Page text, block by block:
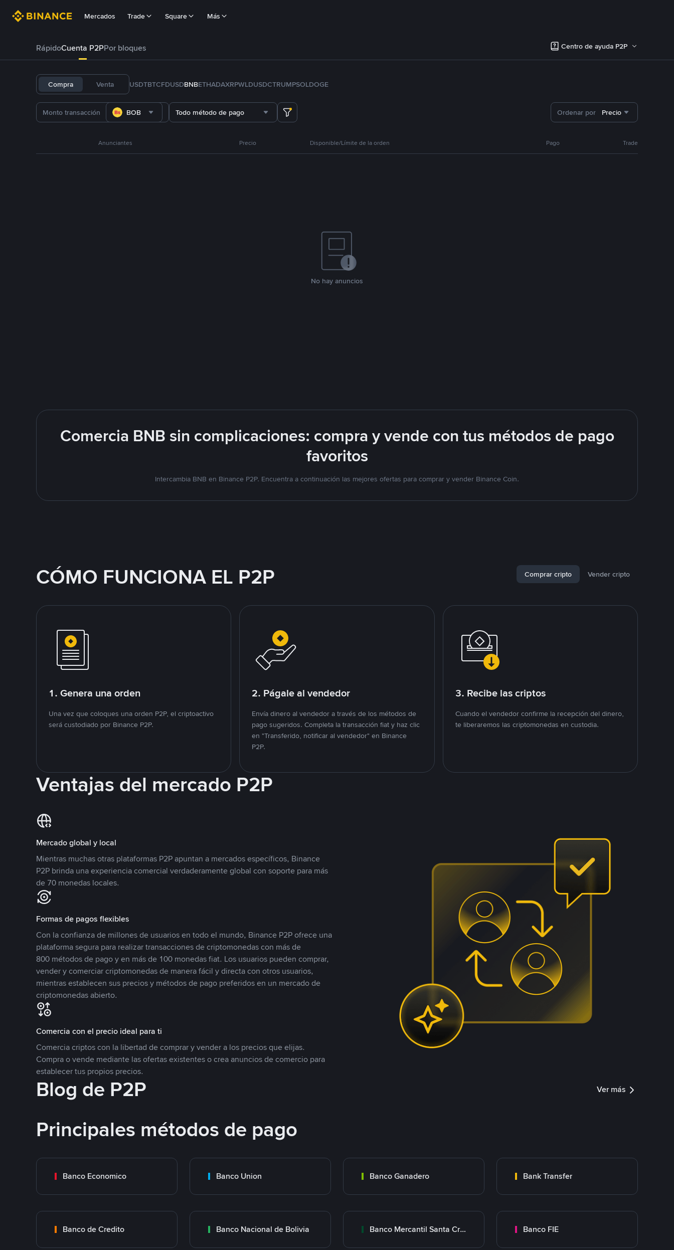
Mercados Trade Square Más
RápidoCuenta P2PPor bloques Centro de ayuda P2P
Compra Venta USDTBTCFDUSDBNBETHADAXRPWLDUSDCTRUMPSOLDOGE
BOB Todo método de pago Ordenar por Precio
Anunciantes Precio Disponible/Límite de la orden Pago Trade
No hay anuncios
Comercia BNB sin complicaciones: compra y vende con tus métodos de pago
favoritos
Intercambia BNB en Binance P2P. Encuentra a continuación las mejores ofertas para comprar y vender Binance Coin.
CÓMO FUNCIONA EL P2P Comprar cripto Vender cripto
1. Genera una orden
Una vez que coloques una orden P2P, el criptoactivo
será custodiado por Binance P2P.
2. Págale al vendedor
Envía dinero al vendedor a través de los métodos de
pago sugeridos. Completa la transacción fiat y haz clic
en "Transferido, notificar al vendedor" en Binance
P2P.
3. Recibe las criptos
Cuando el vendedor confirme la recepción del dinero,
te liberaremos las criptomonedas en custodia.
Ventajas del mercado P2P
Mercado global y local
Mientras muchas otras plataformas P2P apuntan a mercados específicos, Binance
P2P brinda una experiencia comercial verdaderamente global con soporte para más
de 70 monedas locales.
Formas de pagos flexibles
Con la confianza de millones de usuarios en todo el mundo, Binance P2P ofrece una
plataforma segura para realizar transacciones de criptomonedas con más de
800 métodos de pago y en más de 100 monedas fiat. Los usuarios pueden comprar,
vender y comerciar criptomonedas de manera fácil y directa con otros usuarios,
mientras establecen sus precios y métodos de pago preferidos en un mercado de
criptomonedas abierto.
Comercia con el precio ideal para ti
Comercia criptos con la libertad de comprar y vender a los precios que elijas.
Compra o vende mediante las ofertas existentes o crea anuncios de comercio para
establecer tus propios precios.
Blog de P2P Ver más
Principales métodos de pago
Banco Economico Banco Union Banco Ganadero Bank Transfer
Banco de Credito Banco Nacional de Bolivia Banco Mercantil Santa Cruz Banco FIE